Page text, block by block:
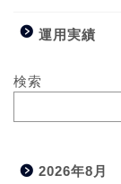
運用実績
検索
2026年8月